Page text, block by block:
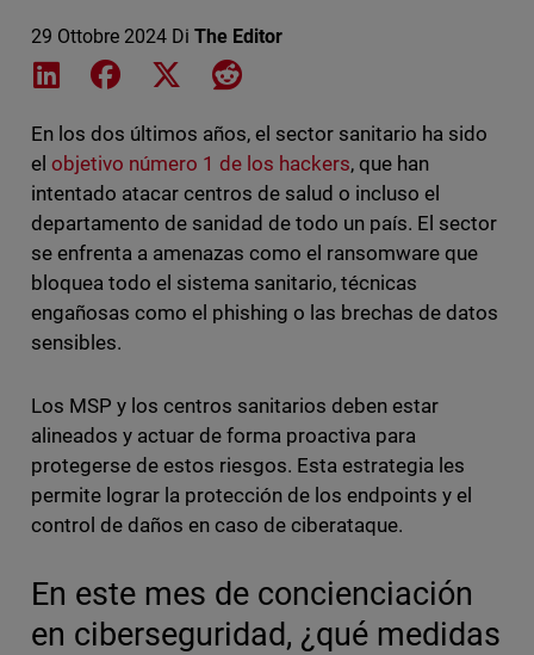
29 Ottobre 2024 Di The Editor
Share on LinkedIn
Share on Facebook
Share on XShare on Reddit
En los dos últimos años, el sector sanitario ha sido
el objetivo número 1 de los hackers, que han
intentado atacar centros de salud o incluso el
departamento de sanidad de todo un país. El sector
se enfrenta a amenazas como el ransomware que
bloquea todo el sistema sanitario, técnicas
engañosas como el phishing o las brechas de datos
sensibles.
Los MSP y los centros sanitarios deben estar
alineados y actuar de forma proactiva para
protegerse de estos riesgos. Esta estrategia les
permite lograr la protección de los endpoints y el
control de daños en caso de ciberataque.
En este mes de concienciación
en ciberseguridad, ¿qué medidas